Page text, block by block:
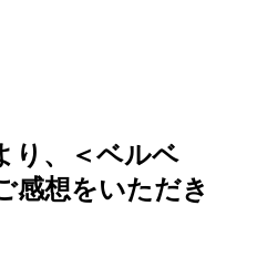
り、＜ベルベ
想をいただき